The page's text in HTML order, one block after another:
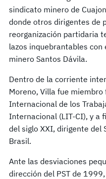
sindicato minero de
donde otros dirigentes de
reorganización partidaria
lazos inquebrantables
minero Santos Dávila.
Dentro de la corriente
Moreno, Villa fue miembro
Internacional de los
Internacional (LIT-CI), y a
del siglo XXI, dirigente
Brasil.
Ante las desviaciones
dirección del PST de